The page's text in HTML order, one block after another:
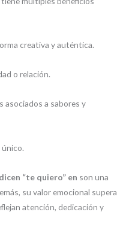
creativa y auténtica.
o relación.
asociados a sabores y
“te quiero” en son una
su valor emocional supera
atención, dedicación y